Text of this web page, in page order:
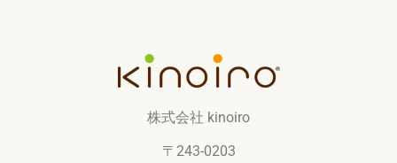
株式会社 kinoiro
〒243-0203